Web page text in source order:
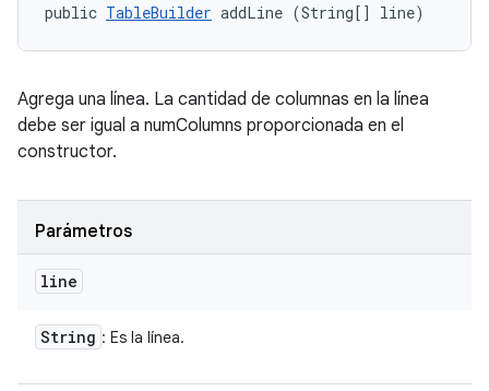
public TableBuilder addLine (String[] line)
Agrega una línea. La cantidad de columnas en la línea
debe ser igual a numColumns proporcionada en el
constructor.
Parámetros
line
String : Es la línea.